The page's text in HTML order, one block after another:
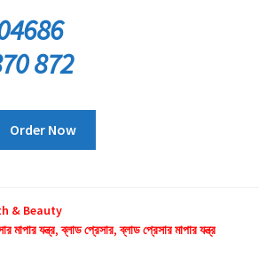
872
Order Now
& Beauty
মাপার যন্ত্র,ব্লাড প্রেসার,ব্লাড প্রেসার মাপার যন্ত্র